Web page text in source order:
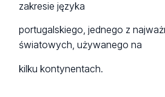
zakresie języka
portugalskiego, jednego z
światowych, używanego na
kilku kontynentach.